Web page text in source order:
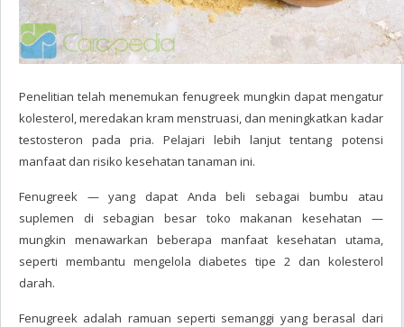
Penelitian telah menemukan fenugreek mungkin dapat mengatur
kolesterol, meredakan kram menstruasi, dan meningkatkan kadar
testosteron pada pria. Pelajari lebih lanjut tentang potensi
manfaat dan risiko kesehatan tanaman ini.
Fenugreek — yang dapat Anda beli sebagai bumbu atau
suplemen di sebagian besar toko makanan kesehatan —
mungkin menawarkan beberapa manfaat kesehatan utama,
seperti membantu mengelola diabetes tipe 2 dan kolesterol
darah.
Fenugreek adalah ramuan seperti semanggi yang berasal dari